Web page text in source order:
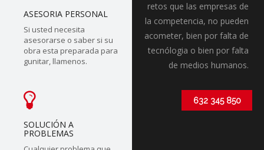
ASESORIA PERSONAL
Si usted necesita
asesorarse o saber si su
obra esta preparada para
gunitar, llamenos.
SOLUCIÓN A
PROBLEMAS
retos que las empresas de
la competencia, no pueden
acometer, bien por falta de
tecnólogia o bien por falta
de medios humanos.
632 345 850